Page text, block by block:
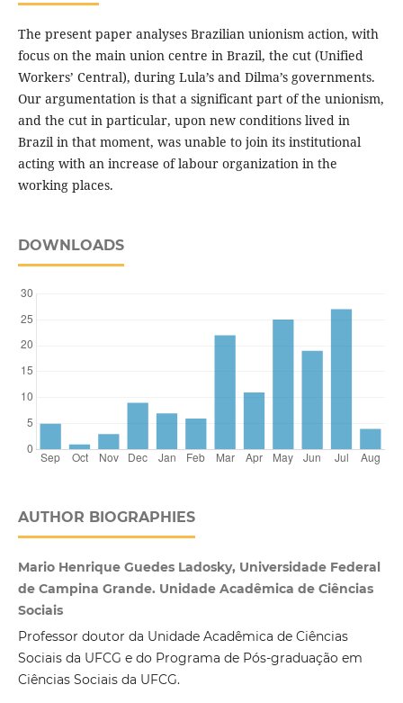
The present paper analyses Brazilian unionism action, with
focus on the main union centre in Brazil, the cut (Unified
Workers’ Central), during Lula’s and Dilma’s governments.
Our argumentation is that a significant part of the unionism,
and the cut in particular, upon new conditions lived in
Brazil in that moment, was unable to join its institutional
acting with an increase of labour organization in the
working places.
DOWNLOADS
AUTHOR BIOGRAPHIES
Mario Henrique Guedes Ladosky, Universidade Federal
de Campina Grande. Unidade Acadêmica de Ciências
Sociais
Professor doutor da Unidade Acadêmica de Ciências
Sociais da UFCG e do Programa de Pós-graduação em
Ciências Sociais da UFCG.